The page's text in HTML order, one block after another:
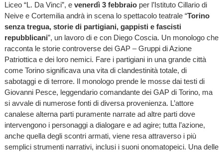
Liceo “L. Da Vinci”, e venerdì 3 febbraio per l’Istituto Cillario di
Neive e Cortemilia andrà in scena lo spettacolo teatrale “Torino
senza tregua, storie di partigiani, gappisti e fascisti
repubblicani”, un lavoro di e con Diego Coscia. Un monologo che
racconta le storie controverse dei GAP – Gruppi di Azione
Patriottica e dei loro nemici. Fare i partigiani in una grande città
come Torino significava una vita di clandestinità totale, di
sabotaggi e di terrore. Il monologo prende le mosse dai testi di
Giovanni Pesce, leggendario comandante dei GAP di Torino, ma
si avvale di numerose fonti di diversa provenienza. L’attore
canalese alterna parti puramente narrate ad altre parti dove
intervengono i personaggi a dialogare e ad agire; tutta l’azione,
anche quella degli scontri armati, viene resa attraverso i più
semplici strumenti narrativi, inclusi i suoni onomatopeici. Una delle